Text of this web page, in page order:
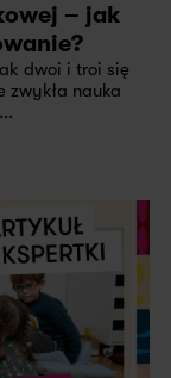
– jak
dwoi i troi się
zwykła nauka